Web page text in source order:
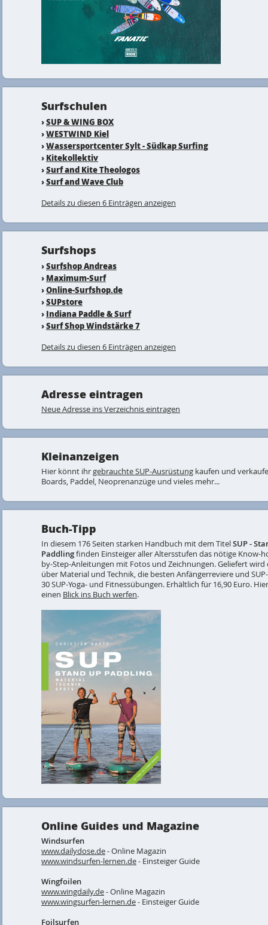
Surfschulen
›SUP & WING BOX
›WESTWIND Kiel
›Wassersportcenter Sylt - Südkap Surfing
› Kitekollektiv
›Surf and Kite Theologos
›Surf and Wave Club
Details zu diesen 6 Einträgen anzeigen
Surfshops
›Surfshop Andreas
› Maximum-Surf
›Online-Surfshop.de
›SUPstore
› Indiana Paddle & Surf
›Surf Shop Windstärke 7
Details zu diesen 6 Einträgen anzeigen
Adresse eintragen
Neue Adresse ins Verzeichnis eintragen
Kleinanzeigen
Hier könnt ihrgebrauchte SUP-Ausrüstung kaufen und
Boards, Paddel, Neoprenanzüge und vieles mehr...
Buch-Tipp
In diesem 176 Seiten starken Handbuch mit dem TitelSUP -
Paddlingfinden Einsteiger aller Altersstufen das nötige Know-
by-Step-Anleitungen mit Fotos und Zeichnungen. Geliefert wird
über Material und Technik, die besten Anfängerreviere und
30 SUP-Yoga- und Fitnessübungen. Erhältlich für 16,90 Euro.
einen Blick ins Buch werfen.
Online Guides und Magazine
Windsurfen
www.dailydose.de- Online Magazin
www.windsurfen-lernen.de- Einsteiger Guide
Wingfoilen
www.wingdaily.de- Online Magazin
www.wingsurfen-lernen.de- Einsteiger Guide
Foilsurfen